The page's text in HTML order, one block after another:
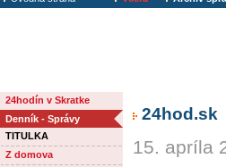
24hodín v Skratke
Denník - Správy
TITULKA
Z domova
24hod.sk
15. apríla